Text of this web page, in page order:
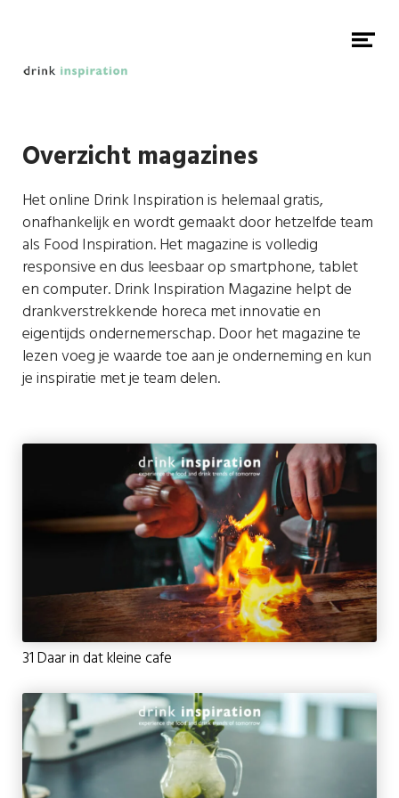
Overzicht magazines
Het online Drink Inspiration is helemaal gratis,
onafhankelijk en wordt gemaakt door hetzelfde team
als Food Inspiration. Het magazine is volledig
responsive en dus leesbaar op smartphone, tablet
en computer. Drink Inspiration Magazine helpt de
drankverstrekkende horeca met innovatie en
eigentijds ondernemerschap. Door het magazine te
lezen voeg je waarde toe aan je onderneming en kun
je inspiratie met je team delen.
31 Daar in dat kleine cafe